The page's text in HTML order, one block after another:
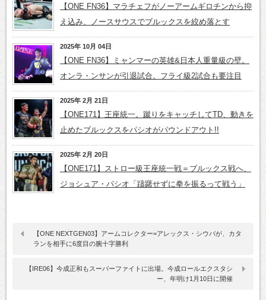
【ONE FN36】マラチェフがノーアームギロチンから抑
え込み、ノースサウスでブルックスを絞め落とす
2025年 10月 04日
【ONE FN36】ミャンマーの英雄&日本人重量級の壁。
オンラ・ンサンが引退試合。フライ級2試合も要注目
2025年 2月 21日
【ONE171】王座統一。蹴りをキャッチしてTD、動きを
止めたブルックスをパシオがパウンドアウト!!
2025年 2月 20日
【ONE171】ストロー級王座統一戦＝ブルックス戦へ、
ジョシュア・パシオ「躊躇せずに拳を振るって戦う」
【ONE NEXTGEN03】アームコレクター=アレックス・シウバが、カタ
ランを相手に6度目の腕十字勝利
【IRE06】今成正和もスーパーファイトに出場。今成ロールエクスタシ
ー、年明け1月10日に開催